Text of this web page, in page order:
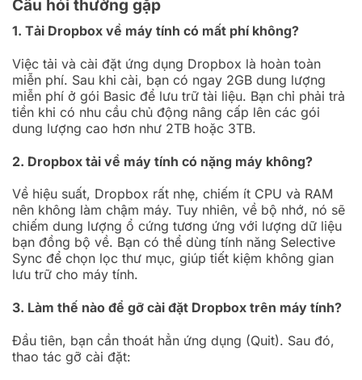
Câu hỏi thường gặp
1. Tải Dropbox về máy tính có mất phí không?
Việc tải và cài đặt ứng dụng Dropbox là hoàn toàn
miễn phí. Sau khi cài, bạn có ngay 2GB dung lượng
miễn phí ở gói Basic để lưu trữ tài liệu. Bạn chỉ phải trả
tiền khi có nhu cầu chủ động nâng cấp lên các gói
dung lượng cao hơn như 2TB hoặc 3TB.
2. Dropbox tải về máy tính có nặng máy không?
Về hiệu suất, Dropbox rất nhẹ, chiếm ít CPU và RAM
nên không làm chậm máy. Tuy nhiên, về bộ nhớ, nó sẽ
chiếm dung lượng ổ cứng tương ứng với lượng dữ liệu
bạn đồng bộ về. Bạn có thể dùng tính năng Selective
Sync để chọn lọc thư mục, giúp tiết kiệm không gian
lưu trữ cho máy tính.
3. Làm thế nào để gỡ cài đặt Dropbox trên máy tính?
Đầu tiên, bạn cần thoát hẳn ứng dụng (Quit). Sau đó,
thao tác gỡ cài đặt: